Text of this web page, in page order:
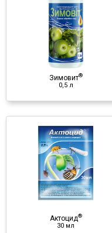
Зимовит®
0,5 л
Інсектицид
♦ масло минеральное
♦ ПАВ
♦ сера
♦ медь
♦ цинк
Актоцид®
30 мл
Актоцид
150 мл
Инсектицид